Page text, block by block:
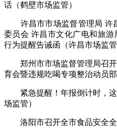
话（鹤壁市场监管）
许昌市市场监督管理局 许
委员会 许昌市文化广电和旅
行为提醒告诫函（许昌市场监管
郑州市市场监督管理局召开
育会暨违规吃喝专项整治动员
紧急提醒！年报倒计时，这
场监管）
洛阳市召开全市食品安全全